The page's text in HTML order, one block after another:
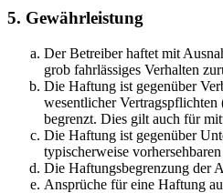
5. Gewährleistung
Der Betreiber haftet mit
grob fahrlässiges Verhalten
Die Haftung ist gegenüber
wesentlicher
begrenzt. Dies gilt auch für
Die Haftung ist gegenüber
typischerweise
Die Haftungsbegrenzung der
Ansprüche für eine Haftung